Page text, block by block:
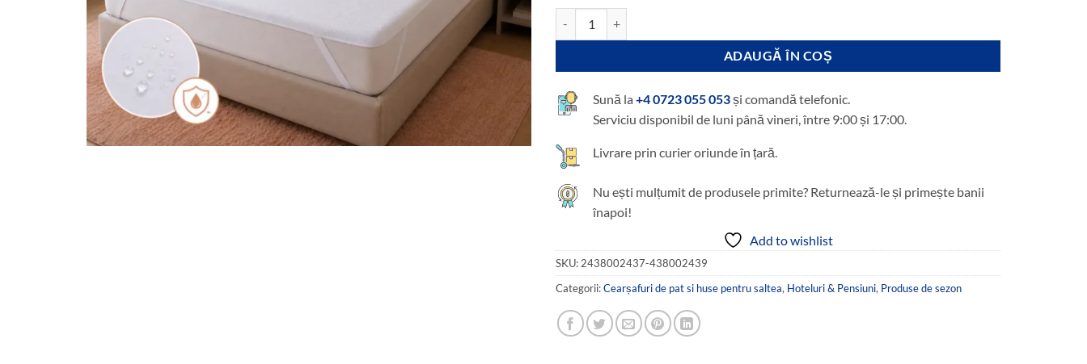
ADAUGĂ ÎN COȘ
Sună la +4 0723 055 053și comandă telefonic.
Serviciu disponibil de luni până vineri, între 9:00 și 17:00.
Livrare prin curier oriunde în țară.
Nu ești mulțumit de produsele primite? Returnează-le și primește banii
înapoi!
Add to wishlist
SKU: 2438002437-438002439
Categorii:Cearșafuri de pat si huse pentru saltea, Hoteluri & Pensiuni, Produse de sezon